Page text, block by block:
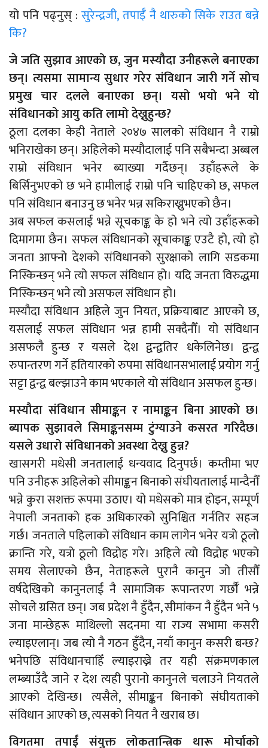
यो पनि पढ्नुस् :सुरेन्द्रजी, तपाईँ नै थारुको सिके राउत बन्ने
कि?
जे जति सुझाव आएको छ, जुन मस्यौदा उनीहरूले बनाएका
छन्। त्यसमा सामान्य सुधार गरेर संविधान जारी गर्ने सोच
प्रमुख चार दलले बनाएका छन्। यसो भयो भने यो
संविधानको आयु कति लामो देख्नुहुन्छ?
ठूला दलका केही नेताले २०४७ सालको संविधान नै राम्रो
भनिराखेका छन्। अहिलेको मस्यौदालाई पनि सबैभन्दा अब्बल
राम्रो संविधान भनेर ब्याख्या गर्दैछन्। उहाँहरूले के
बिर्सिनुभएको छ भने हामीलाई राम्रो पनि चाहिएको छ, सफल
पनि संविधान बनाउनु छ भनेर भन्न सकिराख्नुभएको छैन।
अब सफल कसलाई भन्ने सूचकाङ्क के हो भने त्यो उहाँहरूको
दिमागमा छैन। सफल संविधानको सूचाकाङ्क एउटै हो, त्यो हो
जनता आफ्नो देशको संविधानको सुरक्षाको लागि सडकमा
निस्किन्छन् भने त्यो सफल संविधान हो। यदि जनता विरुद्धमा
निस्किन्छन् भने त्यो असफल संविधान हो।
मस्यौदा संविधान अहिले जुन नियत, प्रक्रियाबाट आएको छ,
यसलाई सफल संविधान भन्न हामी सक्दैनौँ। यो संविधान
असफलै हुन्छ र यसले देश द्वन्द्वतिर धकेलिनेछ। द्वन्द्व
रुपान्तरण गर्ने हतियारको रुपमा संविधानसभालाई प्रयोग गर्नु
सट्टा द्वन्द्व बल्झाउने काम भएकाले यो संविधान असफल हुन्छ।
मस्यौदा संविधान सीमाङ्कन र नामाङ्कन बिना आएको छ।
ब्यापक सुझावले सिमाङ्कनसम्म टुंग्याउने कसरत गरिदैछ।
यसले उधारो संविधानको अवस्था देख्नु हुन्न?
खासगरी मधेसी जनतालाई धन्यवाद दिनुपर्छ। कम्तीमा भए
पनि उनीहरू अहिलेको सीमाङ्कन बिनाको संघीयतालाई मान्दैनौँ
भन्ने कुरा सशक्त रूपमा उठाए। यो मधेसको मात्र होइन, सम्पूर्ण
नेपाली जनताको हक अधिकारको सुनिश्चित गर्नतिर सहज
गर्छ। जनताले पहिलाको संविधान काम लागेन भनेर यत्रो ठूलो
क्रान्ति गरे, यत्रो ठूलो विद्रोह गरे। अहिले त्यो विद्रोह भएको
समय सेलाएको छैन, नेताहरूले पुरानै कानुन जो तीसौँ
वर्षदेखिको कानुनलाई नै सामाजिक रूपान्तरण गर्छौँ भन्ने
सोचले ग्रसित छन्। जब प्रदेश नै हुँदैन, सीमांकन नै हुँदैन भने ५
जना मान्छेहरू माथिल्लो सदनमा या राज्य सभामा कसरी
ल्याइएलान्। जब त्यो नै गठन हुँदैन, नयाँ कानुन कसरी बन्छ?
भनेपछि संविधानचाहिँ ल्याइराख्ने तर यही संक्रमणकाल
लम्ब्याउँदै जाने र देश त्यही पुरानो कानुनले चलाउने नियतले
आएको देखिन्छ। त्यसैले, सीमाङ्कन बिनाको संघीयताको
संविधान आएको छ, त्यसको नियत नै खराब छ।
विगतमा तपाईँ संयुक्त लोकतान्त्रिक थारू मोर्चाको